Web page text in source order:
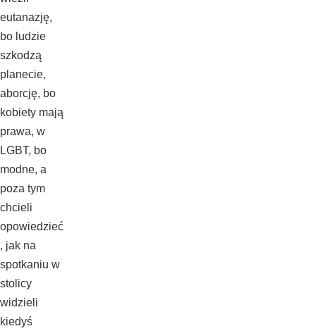
eutanazję,
bo ludzie
szkodzą
planecie,
aborcję, bo
kobiety mają
prawa, w
LGBT, bo
modne, a
poza tym
chcieli
opowiedzieć
, jak na
spotkaniu w
stolicy
widzieli
kiedyś